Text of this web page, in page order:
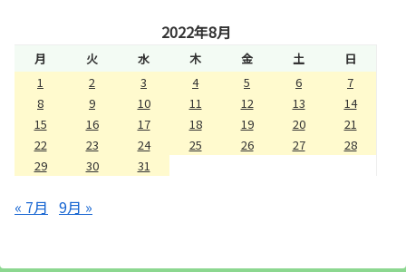
2022年8月
月 火 水 木 金 土
日
1
2 3 4 5 6
7
8
9 10 11 12 13
14
15
16 17 18 19 20
21
22
23 24 25 26 27
28
29
30 31
« 7月 9月 »